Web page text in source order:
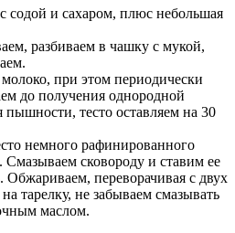
содой и сахаром, плюс небольшая
разбиваем в чашку с мукой,
при этом периодически
до получения однородной
тесто оставляем на 30
немного рафинированного
Смазываем сковороду и ставим ее
Обжариваем, переворачивая с двух
тарелку, не забываем смазывать
маслом.